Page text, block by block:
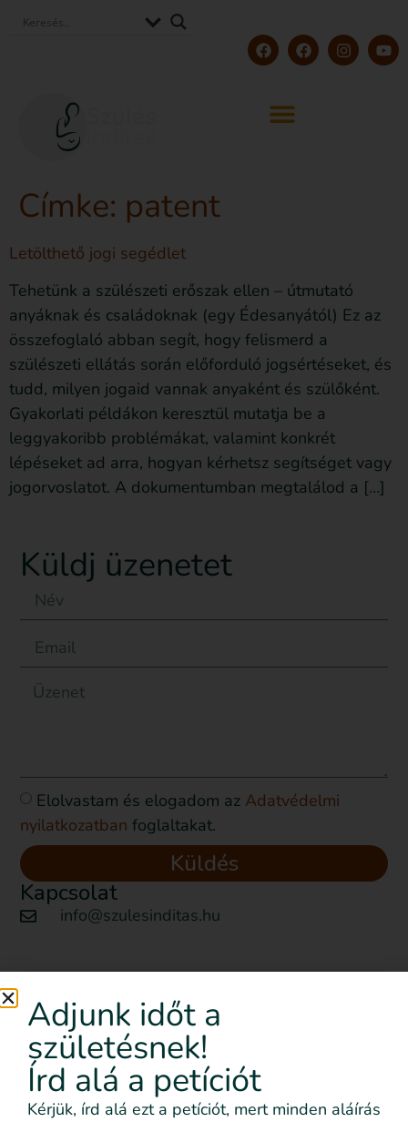
Címke: patent
Letölthető jogi segédlet
Tehetünk a szülészeti erőszak ellen – útmutató
anyáknak és családoknak (egy Édesanyától) Ez az
összefoglaló abban segít, hogy felismerd a
szülészeti ellátás során előforduló jogsértéseket, és
tudd, milyen jogaid vannak anyaként és szülőként.
Gyakorlati példákon keresztül mutatja be a
leggyakoribb problémákat, valamint konkrét
lépéseket ad arra, hogyan kérhetsz segítséget vagy
jogorvoslatot. A dokumentumban megtalálod a […]
Küldj üzenetet
Elolvastam és elogadom az Adatvédelmi
nyilatkozatban foglaltakat.
Küldés
Kapcsolat
info@szulesinditas.hu
Szeretném nyomon követni
az eseményeket emailben is
Feliratkozom!
Adjunk időt a
születésnek!
Írd alá a petíciót
Kérjük, írd alá ezt a petíciót, mert minden aláírás